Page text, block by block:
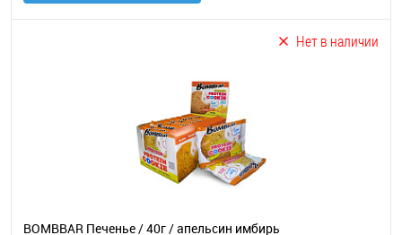
Нет в наличии
BOMBBAR Печенье / 40г / апельсин имбирь